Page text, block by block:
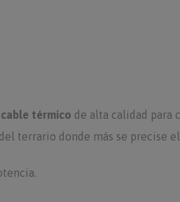
cable térmico de alta calidad para
terrario donde más se precise